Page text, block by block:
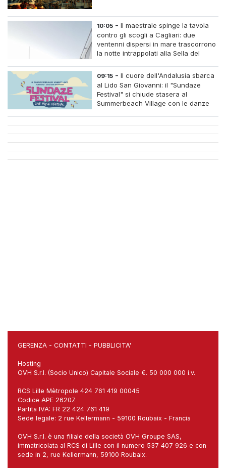
10:05 -Il maestrale spinge la tavola
contro gli scogli a Cagliari: due
ventenni dispersi in mare trascorrono
la notte intrappolati alla Sella del
09:15 -Il cuore dell'Andalusia sbarca
al Lido San Giovanni: il "Sundaze
Festival" si chiude stasera al
Summerbeach Village con le danze
GERENZA - CONTATTI - PUBBLICITA'
Hosting
OVH S.r.l. (Socio Unico) Capitale Sociale €. 50 000 000 i.v.
RCS Lille Mètropole 424 761 419 00045
Codice APE 2620Z
Partita IVA: FR 22 424 761 419
Sede legale: 2 rue Kellermann - 59100 Roubaix - Francia
OVH S.r.l. è una filiale della società OVH Groupe SAS,
immatricolata al RCS di Lille con il numero 537 407 926 e con
sede in 2, rue Kellermann, 59100 Roubaix.